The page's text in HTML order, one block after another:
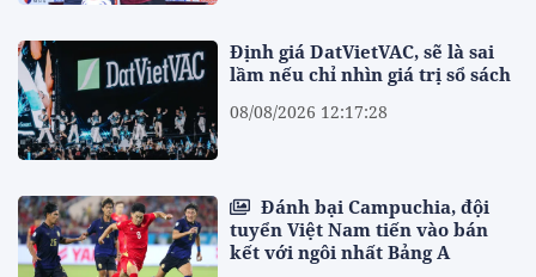
Định giá DatVietVAC, sẽ là sai
lầm nếu chỉ nhìn giá trị sổ sách
08/08/2026 12:17:28
Đánh bại Campuchia, đội
tuyển Việt Nam tiến vào bán
kết với ngôi nhất Bảng A